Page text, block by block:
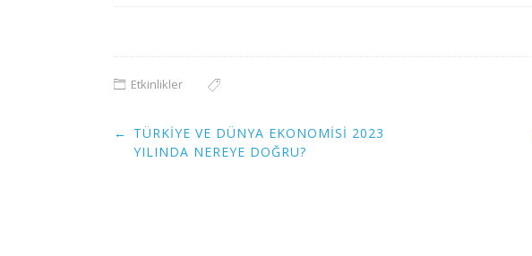
Etkinlikler
Post
navigation
← TÜRKIYE VE DÜNYA EKONOMISI 2023
YILINDA NEREYE DOĞRU?